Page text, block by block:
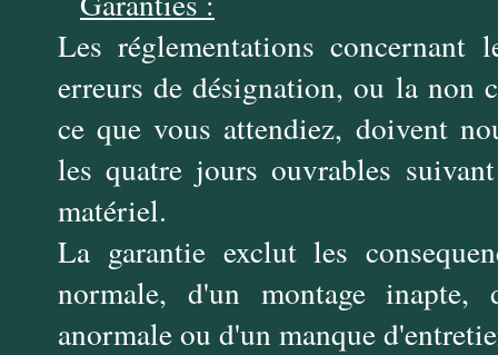
Les réglementations concernant
erreurs de désignation, ou la non
ce que vous attendiez, doivent
les quatre jours ouvrables
matériel.
La garantie exclut les
normale, d'un montage inapte,
anormale ou d'un manque